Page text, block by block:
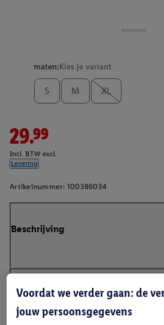
maten:Kies je variant
S M XL
29.99
Incl. BTW excl.
Levering
Artikelnummer: 100386034
Beschrijving
Details over productveiligheid
Voordat we verder gaan: de
jouw persoonsgegevens